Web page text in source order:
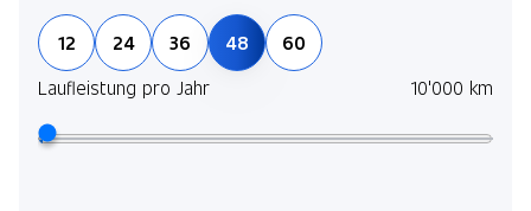
12 24 36 48
60
Laufleistung pro Jahr
10'000 km